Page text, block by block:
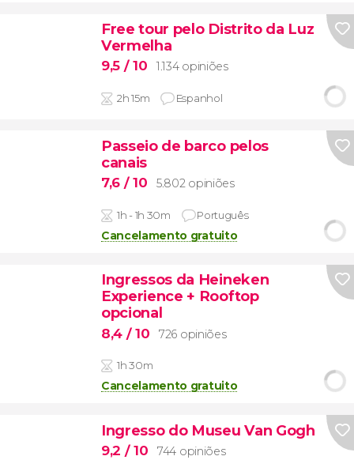
Free tour pelo Distrito da Luz
Vermelha
9,5 / 10 1.134 opiniões
2h 15m Espanhol
Passeio de barco pelos
canais
7,6 / 10 5.802 opiniões
1h - 1h 30m Português
Cancelamento gratuito
Ingressos da Heineken
Experience + Rooftop
opcional
8,4 / 10 726 opiniões
1h 30m
Cancelamento gratuito
Ingresso do Museu Van Gogh
9,2 / 10 744 opiniões